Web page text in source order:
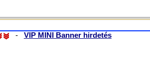
- VIP MINI Banner hirdetés